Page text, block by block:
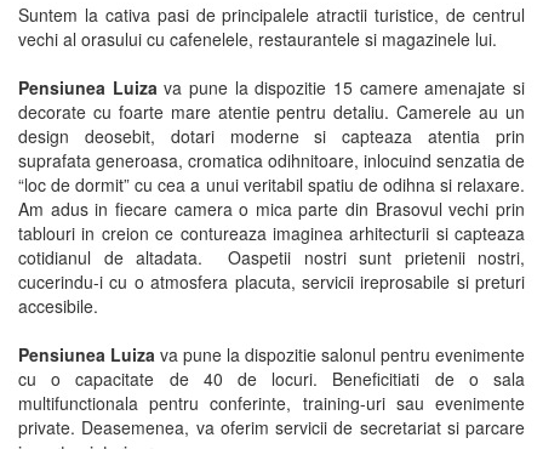
Suntem la cativa pasi de principalele atractii turistice, de centrul
vechi al orasului cu cafenelele, restaurantele si magazinele lui.
Pensiunea Luiza va pune la dispozitie 15 camere amenajate si
decorate cu foarte mare atentie pentru detaliu. Camerele au un
design deosebit, dotari moderne si capteaza atentia prin
suprafata generoasa, cromatica odihnitoare, inlocuind senzatia de
“loc de dormit” cu cea a unui veritabil spatiu de odihna si relaxare.
Am adus in fiecare camera o mica parte din Brasovul vechi prin
tablouri in creion ce contureaza imaginea arhitecturii si capteaza
cotidianul de altadata. Oaspetii nostri sunt prietenii nostri,
cucerindu-i cu o atmosfera placuta, servicii ireprosabile si preturi
accesibile.
Pensiunea Luiza va pune la dispozitie salonul pentru evenimente
cu o capacitate de 40 de locuri. Beneficitiati de o sala
multifunctionala pentru conferinte, training-uri sau evenimente
private. Deasemenea, va oferim servicii de secretariat si parcare